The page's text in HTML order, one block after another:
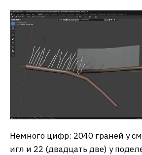
Немного цифр: 2040 граней у
игл и 22 (двадцать две) у